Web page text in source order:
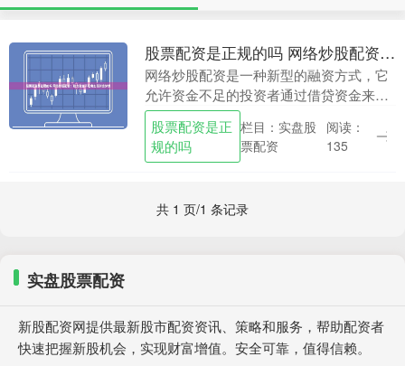
股票配资是正规的吗 网络炒股配资：助力资金不足者实现财富梦想
网络炒股配资是一种新型的融资方式，它
允许资金不足的投资者通过借贷资金来放
大自己的投资规模。对于那些希望在股市
中获得更高收益的投资者来说，配资是一
个不错的选择。 ....
股票配资是正
规的吗
栏目：实盘股
票配资
阅读：
135
共 1 页/1 条记录
实盘股票配资
新股配资网提供最新股市配资资讯、策略和服务，帮助配资者
快速把握新股机会，实现财富增值。安全可靠，值得信赖。